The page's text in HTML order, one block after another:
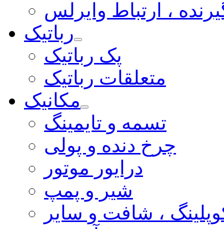
، ارتباط وایرلس
رباتیک
پک رباتیک
متعلقات رباتیک
مکانیک
تسمه و تایمینگ
چرخ دنده و پولی
درایور موتور
شیر و پمپ
، شافت و سایر